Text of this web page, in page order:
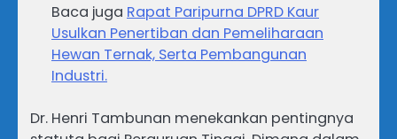
Baca juga Rapat Paripurna DPRD Kaur
Usulkan Penertiban dan Pemeliharaan
Hewan Ternak, Serta Pembangunan
Industri.
Dr. Henri Tambunan menekankan pentingnya